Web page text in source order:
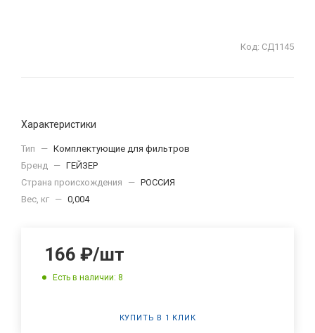
Код: СД1145
Характеристики
Тип — Комплектующие для фильтров
Бренд — ГЕЙЗЕР
Страна происхождения
— РОССИЯ
Вес, кг — 0,004
166 ₽/шт
Есть в наличии: 8
КУПИТЬ В 1 КЛИК